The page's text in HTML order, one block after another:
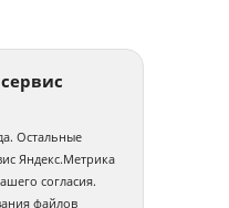
Остальные
Яндекс.Метрика
согласия.
файлов